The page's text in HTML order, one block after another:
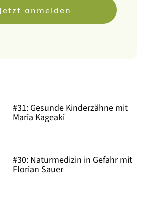
Jetzt anmelden
#31: Gesunde Kinderzähne mit
Maria Kageaki
#30: Naturmedizin in Gefahr mit
Florian Sauer